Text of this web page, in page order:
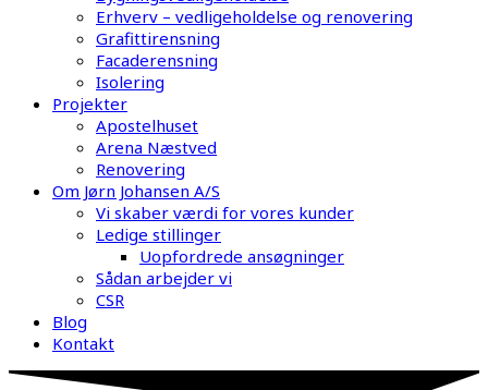
Erhverv – vedligeholdelse og renovering
Grafittirensning
Facaderensning
Isolering
Projekter
Apostelhuset
Arena Næstved
Renovering
Om Jørn Johansen A/S
Vi skaber værdi for vores kunder
Ledige stillinger
Uopfordrede ansøgninger
Sådan arbejder vi
CSR
Blog
Kontakt